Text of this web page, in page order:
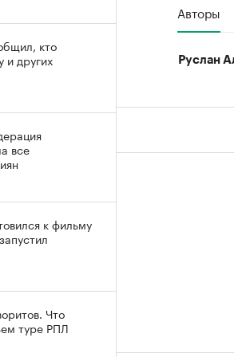
Авторы
Руслан
кто
и других
все
к фильму
Что
туре РПЛ